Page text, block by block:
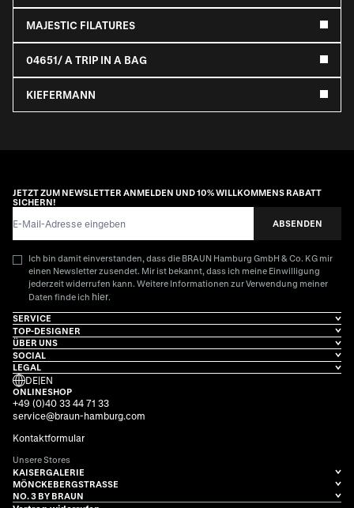
MAJESTIC FILATURES
04651/ A TRIP IN A BAG
KIEFERMANN
JETZT ZUM NEWSLETTER ANMELDEN UND 10% WILLKOMMENS RABATT
SICHERN!
ABSENDEN
Ich bin damit einverstanden, dass die BRAUN Hamburg GmbH & Co. KG mir
einen Newsletter zusendet. Mir ist bekannt, dass ich meine Einwilligung
jederzeit widerrufen kann. Weitere Informationen zur Verwendung meiner
Daten finde ich hier.
SERVICE
TOP-DESIGNER
ÜBER UNS
SOCIAL
LEGAL
DE|EN
ONLINESHOP
+49 (0)40 33 44 71 33
service@braun-hamburg.com
Kontaktformular
Unsere Stores
KAISERGALERIE
MÖNCKEBERGSTRASSE
NO. 3 BY BRAUN